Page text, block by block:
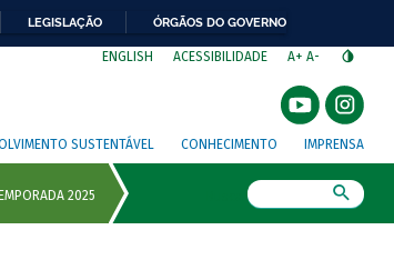
LEGISLAÇÃO ÓRGÃOS DO GOVERNO
ENGLISH ACESSIBILIDADE A+ A-
SUSTENTÁVEL CONHECIMENTO IMPRENSA